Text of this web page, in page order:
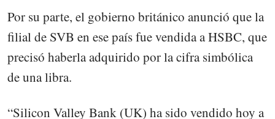
Por su parte, el gobierno británico anunció que la
filial de SVB en ese país fue vendida a HSBC, que
precisó haberla adquirido por la cifra simbólica
de una libra.
“Silicon Valley Bank (UK) ha sido vendido hoy a